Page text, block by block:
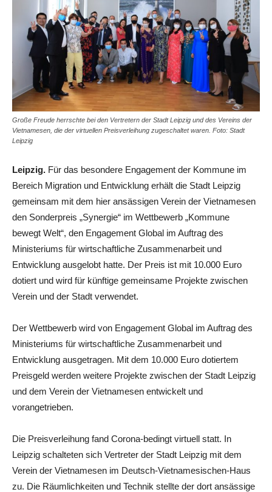
Große Freude herrschte bei den Vertretern der Stadt Leipzig und des Vereins der
Vietnamesen, die der virtuellen Preisverleihung zugeschaltet waren. Foto: Stadt
Leipzig
Leipzig. Für das besondere Engagement der Kommune im
Bereich Migration und Entwicklung erhält die Stadt Leipzig
gemeinsam mit dem hier ansässigen Verein der Vietnamesen
den Sonderpreis „Synergie“ im Wettbewerb „Kommune
bewegt Welt“, den Engagement Global im Auftrag des
Ministeriums für wirtschaftliche Zusammenarbeit und
Entwicklung ausgelobt hatte. Der Preis ist mit 10.000 Euro
dotiert und wird für künftige gemeinsame Projekte zwischen
Verein und der Stadt verwendet.
Der Wettbewerb wird von Engagement Global im Auftrag des
Ministeriums für wirtschaftliche Zusammenarbeit und
Entwicklung ausgetragen. Mit dem 10.000 Euro dotiertem
Preisgeld werden weitere Projekte zwischen der Stadt Leipzig
und dem Verein der Vietnamesen entwickelt und
vorangetrieben.
Die Preisverleihung fand Corona-bedingt virtuell statt. In
Leipzig schalteten sich Vertreter der Stadt Leipzig mit dem
Verein der Vietnamesen im Deutsch-Vietnamesischen-Haus
zu. Die Räumlichkeiten und Technik stellte der dort ansässige